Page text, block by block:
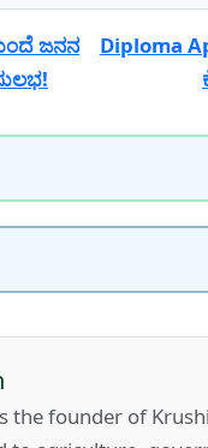
ಜನನ
Diploma
the founder of